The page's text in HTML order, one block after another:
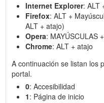
Internet Explorer: ALT
Firefox: ALT +
ALT + atajo)
Opera: MAYÚSCULAS
Chrome: ALT + atajo
A continuación se listan los
portal.
0: Accesibilidad
1: Página de inicio